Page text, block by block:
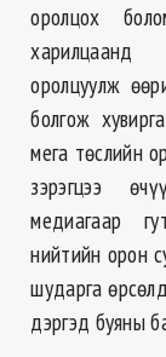
оролцох
харилцаанд
оролцуулж
болгож
мега төслийн
зэрэгцээ
медиагаар
нийтийн орон
шударга
дэргэд буяны